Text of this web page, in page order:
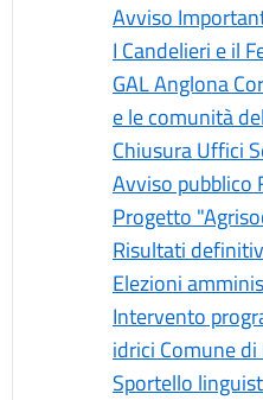
Avviso
I Candelieri e il
GAL Anglona
e le comunità
Chiusura Uffici
Avviso pubblico
Progetto
Risultati
Elezioni
Intervento
idrici Comune
Sportello